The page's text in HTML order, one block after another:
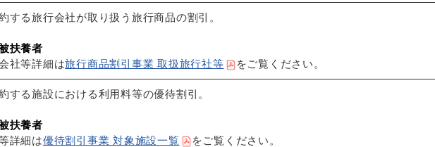
する旅行会社が取り扱う旅行商品の割引。
扶養者
社等詳細は旅行商品割引事業 取扱旅行社等 をご覧ください。
する施設における利用料等の優待割引。
扶養者
詳細は優待割引事業 対象施設一覧 をご覧ください。